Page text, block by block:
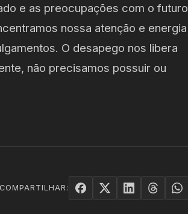
e as preocupações com o futuro
nossa atenção e energia
O desapego nos libera
não precisamos possuir ou
COMPARTILHAR: